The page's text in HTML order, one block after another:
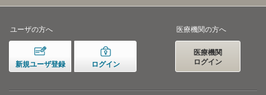
ユーザの方へ
新規ユーザ登録 ログイン
医療機関の方へ
医療機関
ログイン